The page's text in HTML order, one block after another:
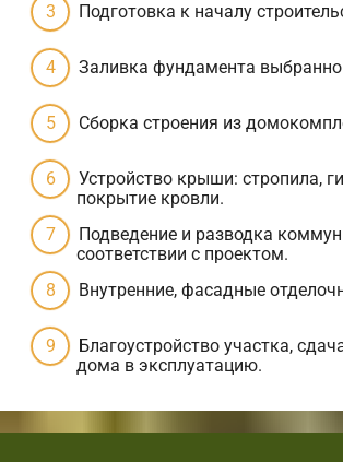
Подготовка к началу
Заливка фундамента
Сборка строения из
Устройство крыши: стропила,
покрытие кровли.
Подведение и разводка
соответствии с проектом.
Внутренние, фасадные
Благоустройство участка,
дома в эксплуатацию.